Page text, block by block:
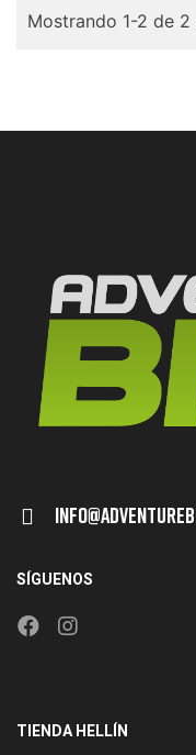
Mostrando 1-2 de
SÍGUENOS
TIENDA HELLÍN